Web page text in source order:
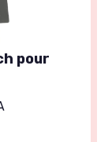
pour